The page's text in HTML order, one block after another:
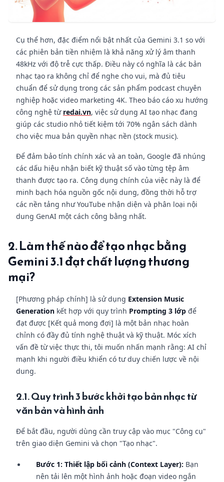
Cụ thể hơn, đặc điểm nổi bật nhất của Gemini 3.1 so với
các phiên bản tiền nhiệm là khả năng xử lý âm thanh
48kHz với độ trễ cực thấp. Điều này có nghĩa là các bản
nhạc tạo ra không chỉ để nghe cho vui, mà đủ tiêu
chuẩn để sử dụng trong các sản phẩm podcast chuyên
nghiệp hoặc video marketing 4K. Theo báo cáo xu hướng
công nghệ từ redai.vn, việc sử dụng AI tạo nhạc đang
giúp các studio nhỏ tiết kiệm tới 70% ngân sách dành
cho việc mua bản quyền nhạc nền (stock music).
Để đảm bảo tính chính xác và an toàn, Google đã nhúng
các dấu hiệu nhận biết kỹ thuật số vào từng tệp âm
thanh được tạo ra. Công dụng chính của việc này là để
minh bạch hóa nguồn gốc nội dung, đồng thời hỗ trợ
các nền tảng như YouTube nhận diện và phân loại nội
dung GenAI một cách công bằng nhất.
2. Làm thế nào để tạo nhạc bằng
Gemini 3.1 đạt chất lượng thương
mại?
[Phương pháp chính] là sử dụng Extension Music
Generation kết hợp với quy trình Prompting 3 lớp để
đạt được [Kết quả mong đợi] là một bản nhạc hoàn
chỉnh có đầy đủ tính nghệ thuật và kỹ thuật. Móc xích
vấn đề từ việc thực thi, tôi muốn nhấn mạnh rằng: AI chỉ
mạnh khi người điều khiển có tư duy chiến lược về nội
dung.
2.1. Quy trình 3 bước khởi tạo bản nhạc từ
văn bản và hình ảnh
Để bắt đầu, người dùng cần truy cập vào mục "Công cụ"
trên giao diện Gemini và chọn "Tạo nhạc".
Bước 1: Thiết lập bối cảnh (Context Layer): Bạn
nên tải lên một hình ảnh hoặc đoạn video ngắn